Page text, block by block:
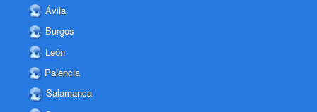
Ávila
Burgos
León
Palencia
Salamanca